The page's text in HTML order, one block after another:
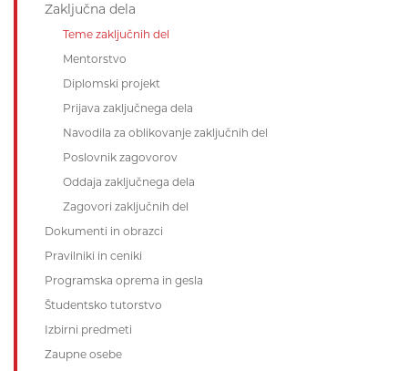
Zaključna dela
Teme zaključnih del
Mentorstvo
Diplomski projekt
Prijava zaključnega dela
Navodila za oblikovanje zaključnih del
Poslovnik zagovorov
Oddaja zaključnega dela
Zagovori zaključnih del
Dokumenti in obrazci
Pravilniki in ceniki
Programska oprema in gesla
Študentsko tutorstvo
Izbirni predmeti
Zaupne osebe